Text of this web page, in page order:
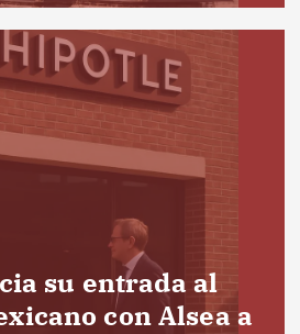
su entrada al
con Alsea a